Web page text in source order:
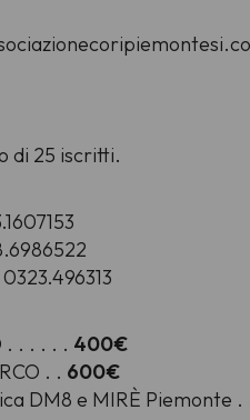
di 25 iscritti.
. . . . . . 400€
. . 600€
DM8 e MIRÈ Piemonte .